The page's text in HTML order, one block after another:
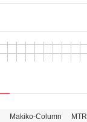
Makiko-Column MTR